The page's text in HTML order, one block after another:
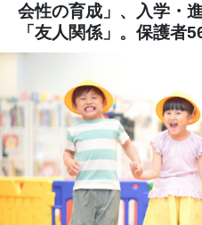
会性の育成」、入学・
「友人関係」。保護者